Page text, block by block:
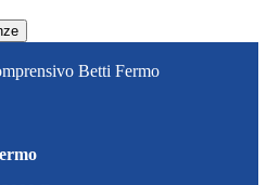
Betti Fermo